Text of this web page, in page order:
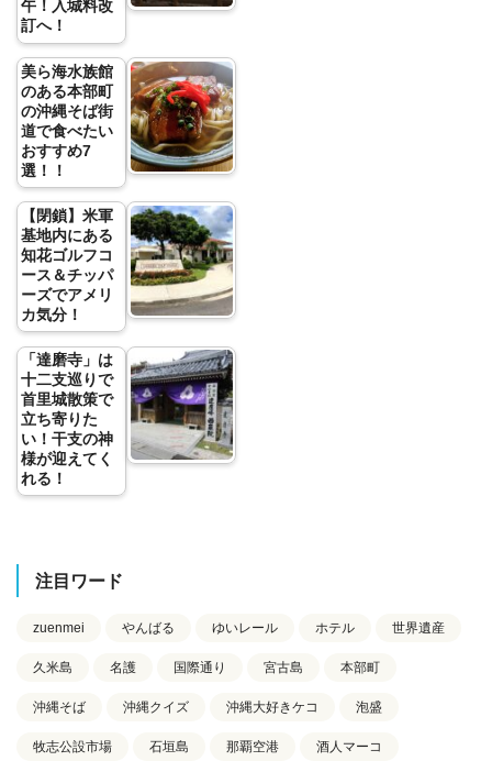
午！入城料改
訂へ！
美ら海水族館
のある本部町
の沖縄そば街
道で食べたい
おすすめ7
選！！
【閉鎖】米軍
基地内にある
知花ゴルフコ
ース＆チッパ
ーズでアメリ
カ気分！
「達磨寺」は
十二支巡りで
首里城散策で
立ち寄りた
い！干支の神
様が迎えてく
れる！
注目ワード
zuenmei やんばる ゆいレール ホテル 世界遺産
久米島 名護 国際通り 宮古島 本部町
沖縄そば 沖縄クイズ 沖縄大好きケコ 泡盛
牧志公設市場 石垣島 那覇空港 酒人マーコ